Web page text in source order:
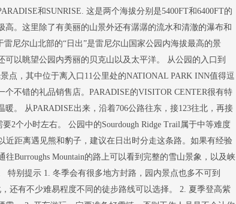
和SUNRISE. 这是两个海拔分别是5400FT和6400FT的
。这里除了有美丽的山景外还有潺潺的流水和清澈的瀑布和
尼尔山北部的“日出”是雷尼尔山国家公园内海拔最高的景
以眺望公园内秀丽的贝克山以及太平洋。 从公园的入口到
点，其中位于离入口11公里处的NATIONAL PARK INN值得逗
不错的礼品销售店。PARADISE的VISITOR CENTER很有特
。 从PARADISE出来，沿着706公路往东，接123往北，再接
2个小时左右。 公园中的Sourdough Ridge Trail属于中等难度
近距离遇见熊和豹子，建议在日出时分走这条路。如果有经验
往Burroughs Mountain的路上可以看到完整的雪山景象，以及峡
特别提示 1. 冬季会有很多地方封路，园内景点也多不可到
还有不少难易程度不同的徒步路线可以选择。 2. 夏季登高紫